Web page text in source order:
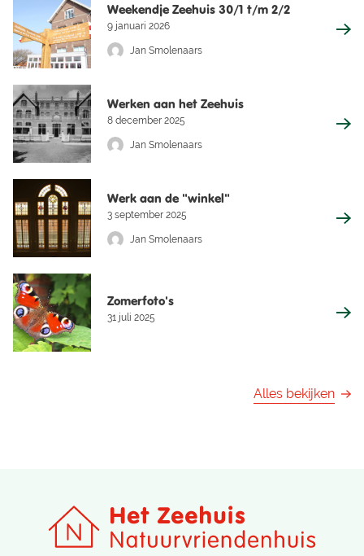
Weekendje Zeehuis 30/1 t/m 2/2
9 januari 2026
Jan Smolenaars
Werken aan het Zeehuis
8 december 2025
Jan Smolenaars
Werk aan de "winkel"
3 september 2025
Jan Smolenaars
Zomerfoto's
31 juli 2025
Alles bekijken